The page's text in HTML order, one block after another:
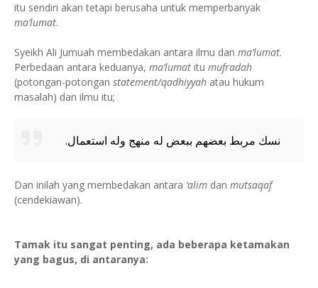
itu sendiri akan tetapi berusaha untuk memperbanyak
ma’lumat.
Syeikh Ali Jumuah membedakan antara ilmu dan ma’lumat.
Perbedaan antara keduanya, ma’lumat itu mufradah
(potongan-potongan statement/qadhiyyah atau hukum
masalah) dan ilmu itu;
نسك مربط بعضهم ببعض له منهج وله استعمال.
Dan inilah yang membedakan antara ‘alim dan mutsaqaf
(cendekiawan).
Tamak itu sangat penting, ada beberapa ketamakan
yang bagus, di antaranya: